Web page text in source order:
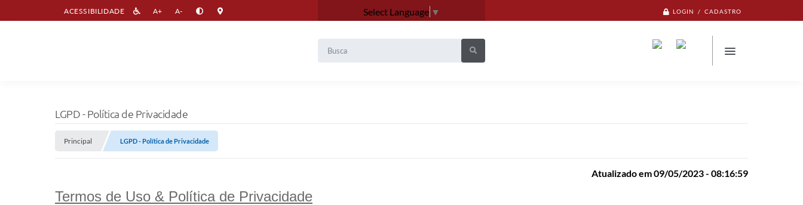
LOGIN / CADASTRO
Select Language ▼
ACESSIBILIDADE A+ A-
LGPD - Política de Privacidade
Principal LGPD - Política de Privacidade
Atualizado em 09/05/2023 - 08:16:59
Termos de Uso & Política de Privacidade